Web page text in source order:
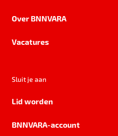
Over BNNVARA
Vacatures
Sluit je aan
Lid worden
BNNVARA-account